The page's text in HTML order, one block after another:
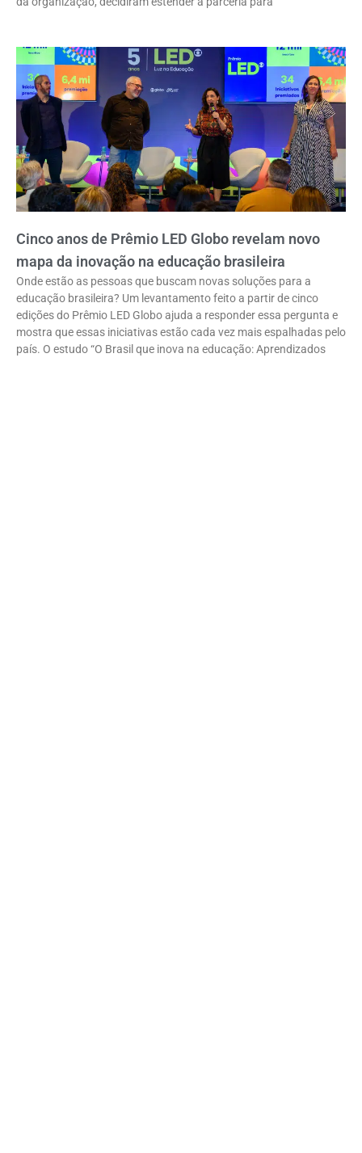
Cinco anos de Prêmio LED Globo revelam novo
mapa da inovação na educação brasileira
Onde estão as pessoas que buscam novas soluções para a
educação brasileira? Um levantamento feito a partir de cinco
edições do Prêmio LED Globo ajuda a responder essa pergunta e
mostra que essas iniciativas estão cada vez mais espalhadas pelo
país. O estudo “O Brasil que inova na educação: Aprendizados